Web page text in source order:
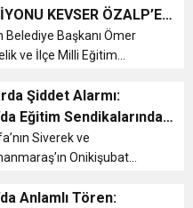
EMRAH
Eğitim sisteminin
ideolojik ve kurumsal ...
KEVSER ÖZALP’E
ZİYARET
Belediye Başkanı Ömer
ve İlçe Milli Eğitim
Dünya Şampiyonu
Kevser Özalp’i okulunda
başarısını kutladı.
Şiddet Alarmı:
Eğitim Sendikalarından
Siverek ve
Onikişubat
ardından Hatay’da eğitim
Anlamlı Tören: